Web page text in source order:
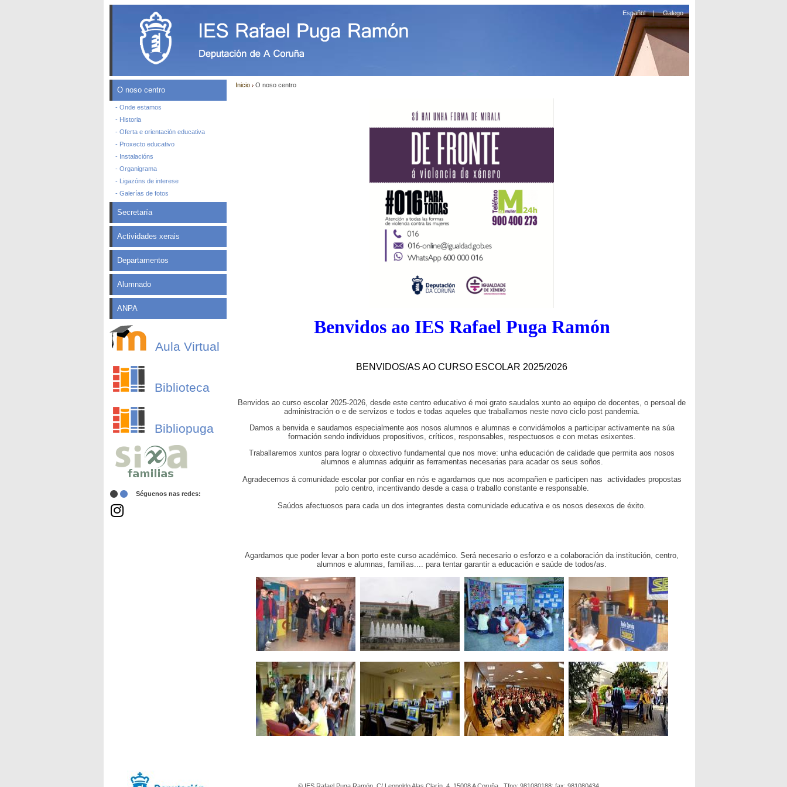
Español|Galego
O noso centro
- Onde estamos
- Historia
- Oferta e orientación educativa
- Proxecto educativo
- Instalacións
- Organigrama
- Ligazóns de interese
- Galerías de fotos
Secretaría
Actividades xerais
Departamentos
Alumnado
ANPA
Aula Virtual
Biblioteca
Bibliopuga
Séguenos nas redes:
Inicio O noso centro
Benvidos ao IES Rafael Puga Ramón
BENVIDOS/AS AO CURSO ESCOLAR 2025/2026
Benvidos ao curso escolar 2025-2026, desde este centro educativo é moi grato saudalos xunto ao equipo de docentes, o persoal de
administración o e de servizos e todos e todas aqueles que traballamos neste novo ciclo post pandemia.
Damos a benvida e saudamos especialmente aos nosos alumnos e alumnas e convidámolos a participar activamente na súa
formación sendo individuos propositivos, críticos, responsables, respectuosos e con metas esixentes.
Traballaremos xuntos para lograr o obxectivo fundamental que nos move: unha educación de calidade que permita aos nosos
alumnos e alumnas adquirir as ferramentas necesarias para acadar os seus soños.
Agradecemos á comunidade escolar por confiar en nós e agardamos que nos acompañen e participen nas actividades propostas
polo centro, incentivando desde a casa o traballo constante e responsable.
Saúdos afectuosos para cada un dos integrantes desta comunidade educativa e os nosos desexos de éxito.
Agardamos que poder levar a bon porto este curso académico. Será necesario o esforzo e a colaboración da institución, centro,
alumnos e alumnas, familias.... para tentar garantir a educación e saúde de todos/as.